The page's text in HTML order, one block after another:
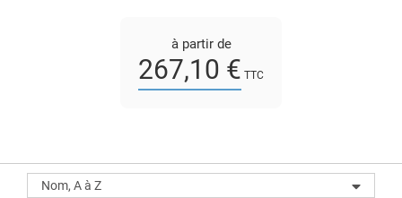
à partir de
267,10 € TTC
Nom, A à Z